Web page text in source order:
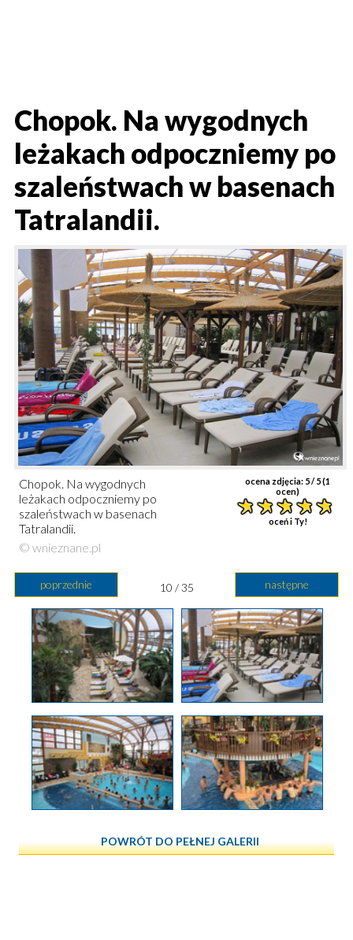
Chopok. Na wygodnych
leżakach odpoczniemy po
szaleństwach w basenach
Tatralandii.
ocena zdjęcia: 5/ 5 (1
ocen)
oceń i Ty!
Chopok. Na wygodnych
leżakach odpoczniemy po
szaleństwach w basenach
Tatralandii.
© wnieznane.pl
poprzednie następne
10 / 35
POWRÓT DO PEŁNEJ GALERII